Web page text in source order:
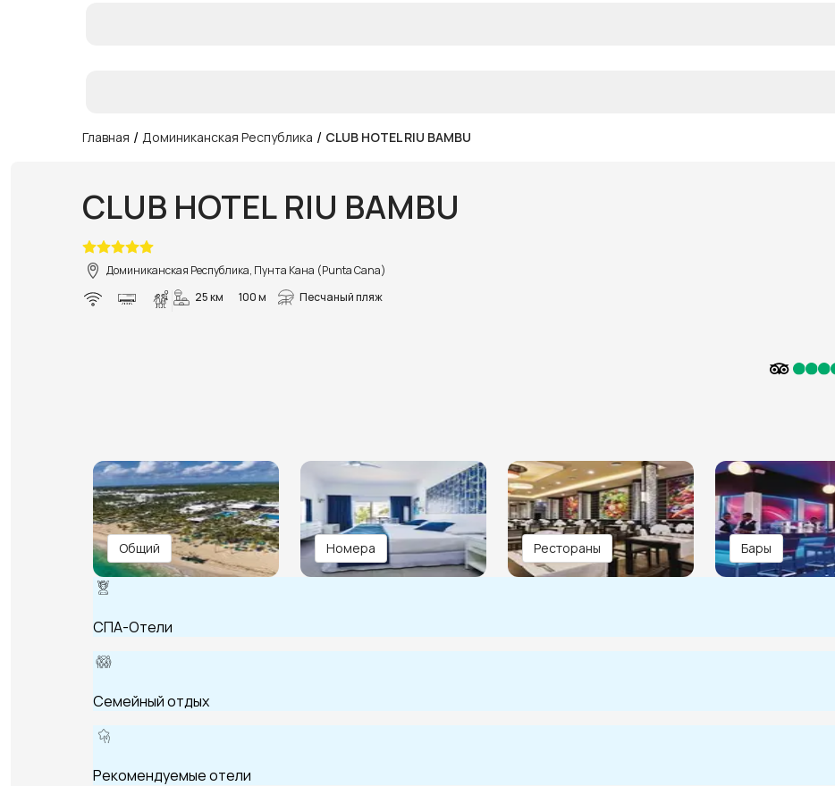
Главная / Доминиканская Республика / CLUB HOTEL RIU BAMBU
CLUB HOTEL RIU BAMBU
Доминиканская Республика, Пунта Кана (Punta Cana)
25 км
100 м Песчаный пляж
Общий Номера Рестораны Бары
СПА-Отели
Семейный отдых
Рекомендуемые отели